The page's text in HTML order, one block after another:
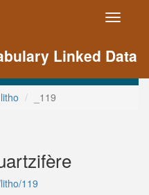
Toggle
Linked Data
litho _119
119